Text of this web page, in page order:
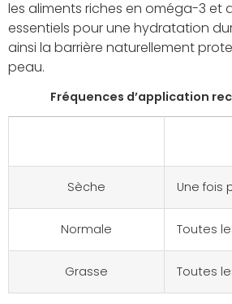
les aliments riches en oméga-3 et
essentiels pour une hydratation
ainsi la barrière naturellement
peau.
Fréquences d’application
Sèche Une fois
Normale Toutes
Grasse Toutes